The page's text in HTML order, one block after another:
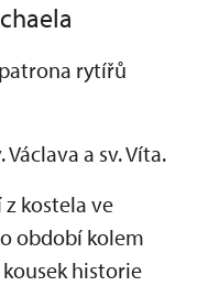
rytířů
a sv. Víta.
kostela ve
období kolem
historie